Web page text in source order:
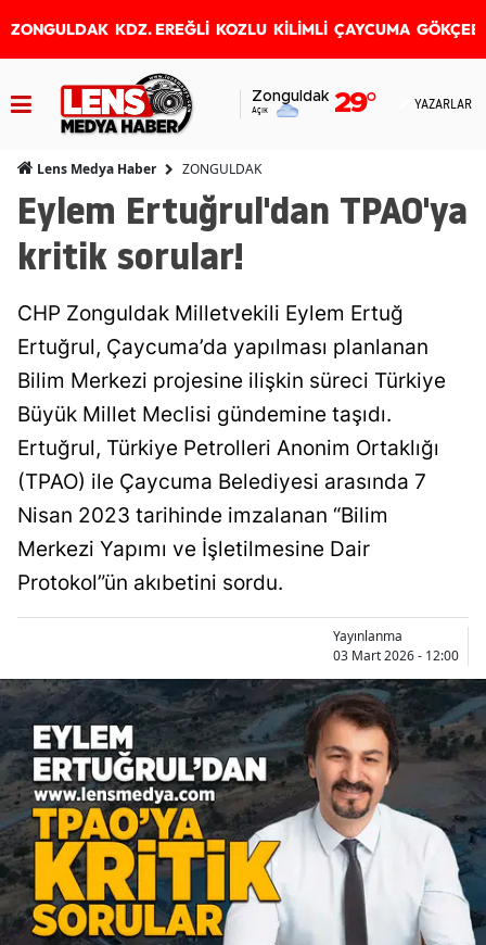
ZONGULDAK KDZ. EREĞLİ KOZLU KİLİMLİ ÇAYCUMA
Zonguldak
Açık 29° YAZARLAR
Lens Medya Haber ZONGULDAK
Eylem Ertuğrul'dan TPAO'ya
kritik sorular!
CHP Zonguldak Milletvekili Eylem Ertuğ
Ertuğrul, Çaycuma’da yapılması planlanan
Bilim Merkezi projesine ilişkin süreci Türkiye
Büyük Millet Meclisi gündemine taşıdı.
Ertuğrul, Türkiye Petrolleri Anonim Ortaklığı
(TPAO) ile Çaycuma Belediyesi arasında 7
Nisan 2023 tarihinde imzalanan “Bilim
Merkezi Yapımı ve İşletilmesine Dair
Protokol”ün akıbetini sordu.
Yayınlanma
03 Mart 2026 - 12:00